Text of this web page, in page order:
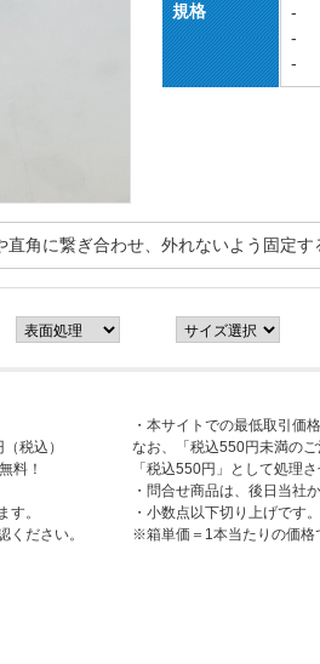
規格
-
-
-
直角に繋ぎ合わせ、外れないよう固定す
税込）
料！
す。
ください。
・本サイトでの最低取引価
なお、「税込550円未満のご
「税込550円」として処理
・問合せ商品は、後日当社
・小数点以下切り上げです。
※箱単価＝1本当たりの価格